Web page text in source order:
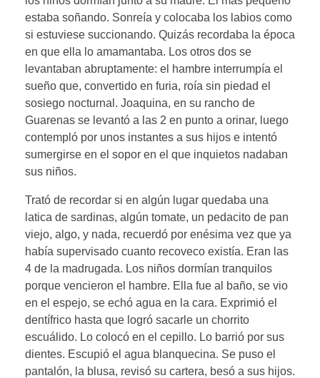
estaba soñando. Sonreía y colocaba los labios como
si estuviese succionando. Quizás recordaba la época
en que ella lo amamantaba. Los otros dos se
levantaban abruptamente: el hambre interrumpía el
sueño que, convertido en furia, roía sin piedad el
sosiego nocturnal. Joaquina, en su rancho de
Guarenas se levantó a las 2 en punto a orinar, luego
contempló por unos instantes a sus hijos e intentó
sumergirse en el sopor en el que inquietos nadaban
sus niños.
Trató de recordar si en algún lugar quedaba una
latica de sardinas, algún tomate, un pedacito de pan
viejo, algo, y nada, recuerdó por enésima vez que ya
había supervisado cuanto recoveco existía. Eran las
4 de la madrugada. Los niños dormían tranquilos
porque vencieron el hambre. Ella fue al baño, se vio
en el espejo, se echó agua en la cara. Exprimió el
dentífrico hasta que logró sacarle un chorrito
escuálido. Lo colocó en el cepillo. Lo barrió por sus
dientes. Escupió el agua blanquecina. Se puso el
pantalón, la blusa, revisó su cartera, besó a sus hijos.